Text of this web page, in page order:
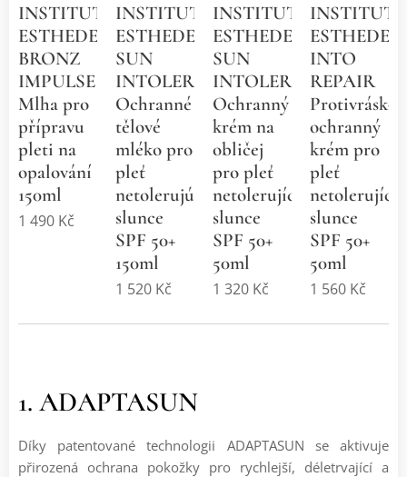
INSTITUT
ESTHEDERM
BRONZ
IMPULSE
Mlha pro
přípravu
pleti na
opalování
150ml
1 490 Kč
INSTITUT
ESTHEDERM
SUN
INTOLERANCE
Ochranné
tělové
mléko pro
pleť
netolerujúci
slunce
SPF 50+
150ml
1 520 Kč
INSTITUT
ESTHEDERM
SUN
INTOLERANCE
Ochranný
krém na
obličej
pro pleť
netolerující
slunce
SPF 50+
50ml
1 320 Kč
INSTITUT
INTO
REPAIR
ochranný
krém pro
pleť
netolerující
slunce
SPF 50+
50ml
1 560 Kč
1. ADAPTASUN
Díky patentované technologii ADAPTASUN se aktivuje
přirozená ochrana pokožky pro rychlejší, déletrvající a